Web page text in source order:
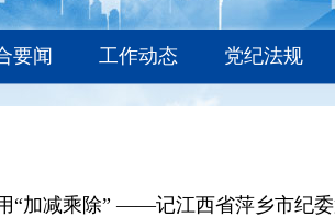
要闻 工作动态 党纪法规
“加减乘除” ——记江西省萍乡市纪